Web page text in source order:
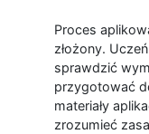
Proces
złożony.
sprawdzić
przygotować
materiały
zrozumieć